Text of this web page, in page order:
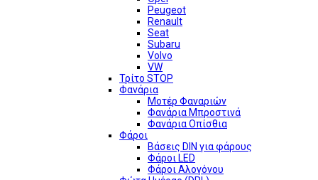
Peugeot
Renault
Seat
Subaru
Volvo
VW
Τρίτο STOP
Φανάρια
Μοτέρ Φαναριών
Φανάρια Μπροστινά
Φανάρια Οπίσθια
Φάροι
Βάσεις DIN για φάρους
Φάροι LED
Φάροι Αλογόνου